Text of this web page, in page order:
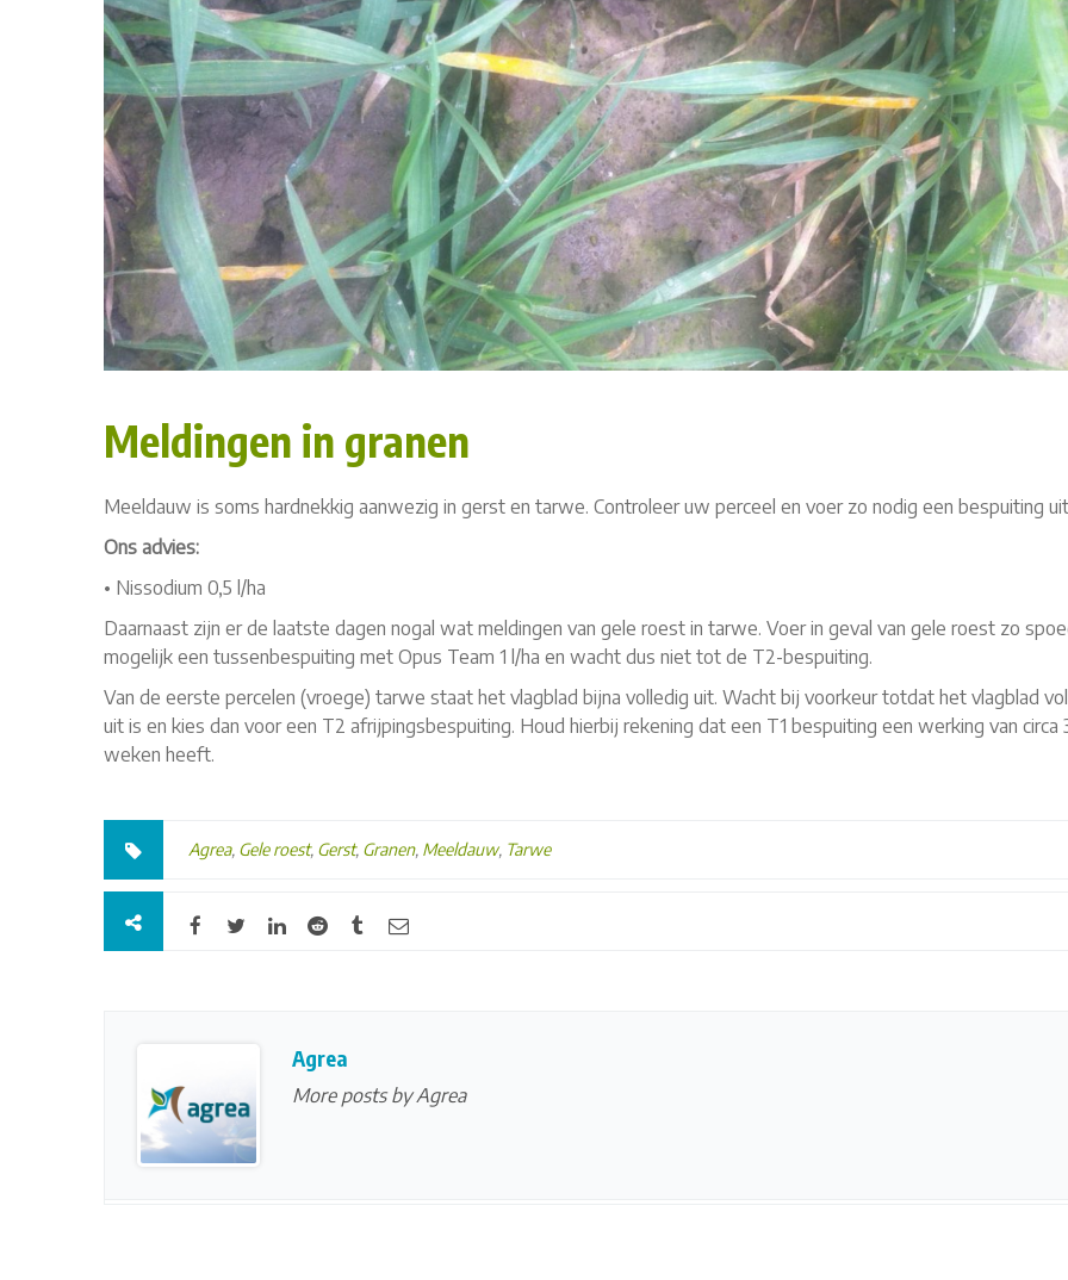
Meldingen in granen
Meeldauw is soms hardnekkig aanwezig in gerst en tarwe. Controleer uw perceel en voer zo nodig een bespuiting
Ons advies:
• Nissodium 0,5 l/ha
Daarnaast zijn er de laatste dagen nogal wat meldingen van gele roest in tarwe. Voer in geval van gele roest zo
mogelijk een tussenbespuiting met Opus Team 1 l/ha en wacht dus niet tot de T2-bespuiting.
Van de eerste percelen (vroege) tarwe staat het vlagblad bijna volledig uit. Wacht bij voorkeur totdat het vlagblad
uit is en kies dan voor een T2 afrijpingsbespuiting. Houd hierbij rekening dat een T1 bespuiting een werking van circa
weken heeft.
Agrea, Gele roest, Gerst, Granen, Meeldauw, Tarwe
Agrea
More posts by Agrea